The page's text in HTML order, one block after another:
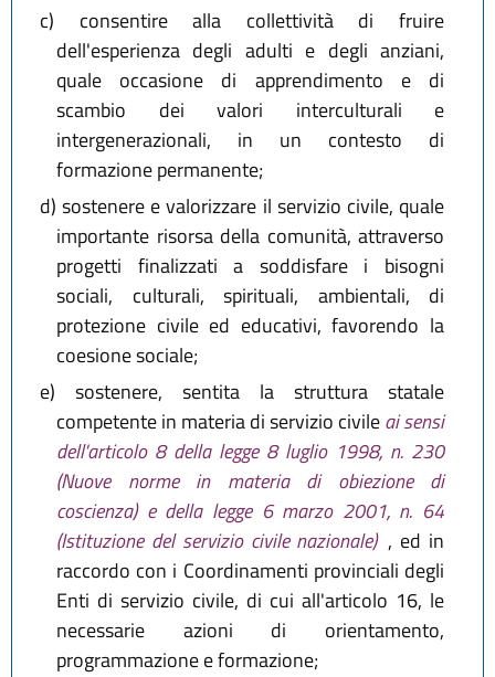
c) consentire alla collettività di fruire
dell'esperienza degli adulti e degli anziani,
quale occasione di apprendimento e di
scambio dei valori interculturali e
intergenerazionali, in un contesto di
formazione permanente;
d) sostenere e valorizzare il servizio civile, quale
importante risorsa della comunità, attraverso
progetti finalizzati a soddisfare i bisogni
sociali, culturali, spirituali, ambientali, di
protezione civile ed educativi, favorendo la
coesione sociale;
e) sostenere, sentita la struttura statale
competente in materia di servizio civileai sensi
dell'articolo 8 della legge 8 luglio 1998, n. 230
(Nuove norme in materia di obiezione di
coscienza) e della legge 6 marzo 2001, n. 64
(Istituzione del servizio civile nazionale) , ed in
raccordo con i Coordinamenti provinciali degli
Enti di servizio civile, di cui all'articolo 16, le
necessarie azioni di orientamento,
programmazione e formazione;